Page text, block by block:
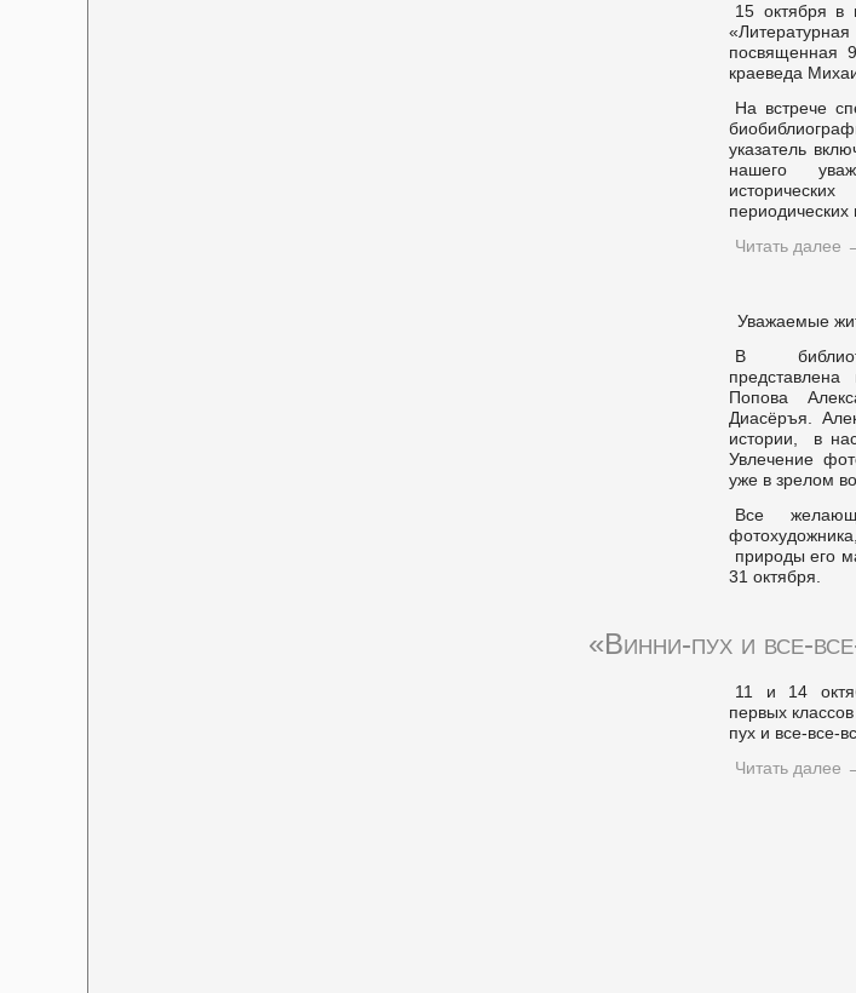
15 октября в
посвященная
краеведа
На встрече
указатель
нашего
периодических
Читать далее
Уважаемые
В
Попова
Диасёръя.
истории, в
Увлечение
уже в зрелом
Все
природы его
31 октября.
«Винни-пух и все-
11 и 14
первых
пух и все-все-
Читать далее